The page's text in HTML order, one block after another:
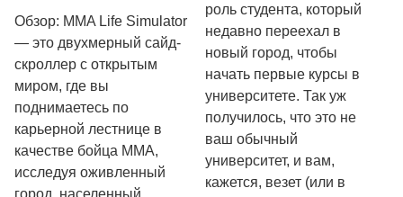
Обзор: MMA Life Simulator
— это двухмерный сайд-
скроллер с открытым
миром, где вы
поднимаетесь по
карьерной лестнице в
качестве бойца MMA,
исследуя оживленный
город, населенный
роль студента, который
недавно переехал в
новый город, чтобы
начать первые курсы в
университете. Так уж
получилось, что это не
ваш обычный
университет, и вам,
кажется, везет (или в